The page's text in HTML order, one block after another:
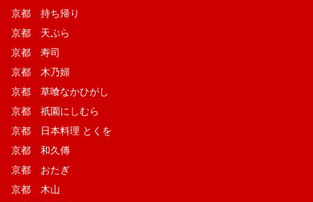
京都 持ち帰り
京都 天ぷら
京都 寿司
京都 木乃婦
京都 草喰なかひがし
京都 祇園にしむら
京都 日本料理 とくを
京都 和久傳
京都 おたぎ
京都 木山